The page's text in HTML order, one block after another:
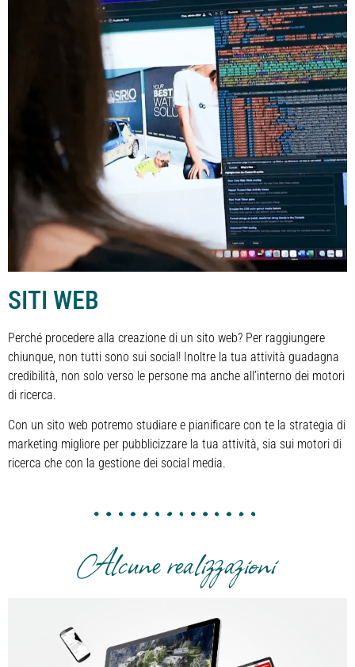
SITI WEB
Perché procedere alla creazione di un sito web? Per raggiungere
chiunque, non tutti sono sui social! Inoltre la tua attività guadagna
credibilità, non solo verso le persone ma anche all’interno dei motori
di ricerca.
Con un sito web potremo studiare e pianificare con te la strategia di
marketing migliore per pubblicizzare la tua attività, sia sui motori di
ricerca che con la gestione dei social media.
Alcune realizzazioni